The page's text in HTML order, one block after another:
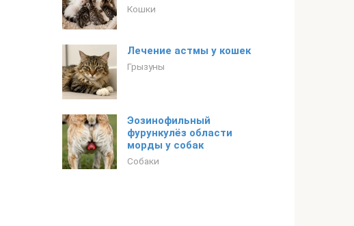
Кошки
Лечение астмы у кошек
Грызуны
Эозинофильный
фурункулёз области
морды у собак
Собаки